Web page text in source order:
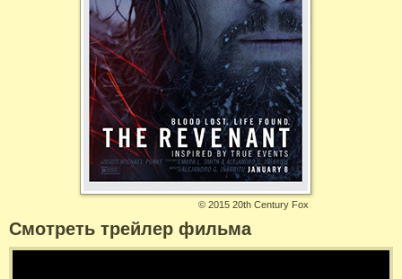
© 2015 20th Century Fox
Смотреть трейлер фильма